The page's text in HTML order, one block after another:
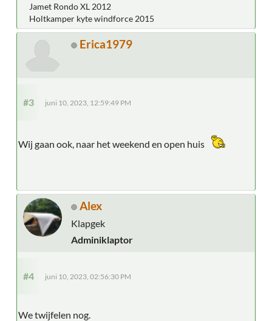
Jamet Rondo XL 2012
Holtkamper kyte windforce 2015
Erica1979
#3 juni 10, 2023, 12:59:49 PM
Wij gaan ook, naar het weekend en open huis
Alex
Klapgek
Adminiklaptor
#4 juni 10, 2023, 02:56:30 PM
We twijfelen nog.